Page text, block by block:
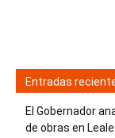
Entradas
El Gobernador
de obras en